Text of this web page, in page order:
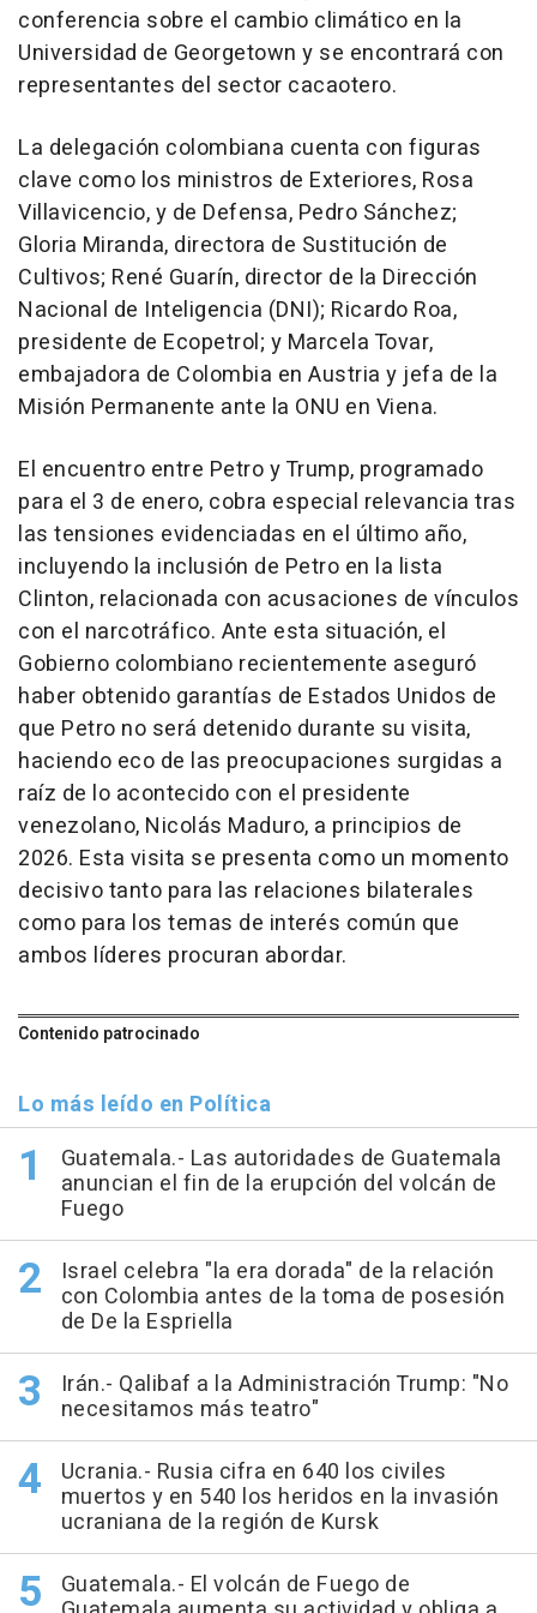
conferencia sobre el cambio climático en la
Universidad de Georgetown y se encontrará con
representantes del sector cacaotero.
La delegación colombiana cuenta con figuras
clave como los ministros de Exteriores, Rosa
Villavicencio, y de Defensa, Pedro Sánchez;
Gloria Miranda, directora de Sustitución de
Cultivos; René Guarín, director de la Dirección
Nacional de Inteligencia (DNI); Ricardo Roa,
presidente de Ecopetrol; y Marcela Tovar,
embajadora de Colombia en Austria y jefa de la
Misión Permanente ante la ONU en Viena.
El encuentro entre Petro y Trump, programado
para el 3 de enero, cobra especial relevancia tras
las tensiones evidenciadas en el último año,
incluyendo la inclusión de Petro en la lista
Clinton, relacionada con acusaciones de vínculos
con el narcotráfico. Ante esta situación, el
Gobierno colombiano recientemente aseguró
haber obtenido garantías de Estados Unidos de
que Petro no será detenido durante su visita,
haciendo eco de las preocupaciones surgidas a
raíz de lo acontecido con el presidente
venezolano, Nicolás Maduro, a principios de
2026. Esta visita se presenta como un momento
decisivo tanto para las relaciones bilaterales
como para los temas de interés común que
ambos líderes procuran abordar.
Contenido patrocinado
Lo más leído en Política
Guatemala.- Las autoridades de Guatemala
anuncian el fin de la erupción del volcán de
Fuego
Israel celebra "la era dorada" de la relación
con Colombia antes de la toma de posesión
de De la Espriella
Irán.- Qalibaf a la Administración Trump: "No
necesitamos más teatro"
Ucrania.- Rusia cifra en 640 los civiles
muertos y en 540 los heridos en la invasión
ucraniana de la región de Kursk
Guatemala.- El volcán de Fuego de